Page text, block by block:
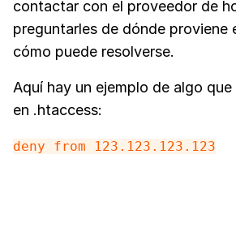
contactar con el proveedor de
preguntarles de dónde proviene
cómo puede resolverse.
Aquí hay un ejemplo de algo
en .htaccess:
deny from 123.123.123.123